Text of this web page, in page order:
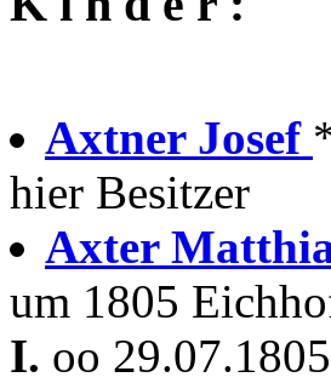
Axtner Josef
hier Besitzer
Axter
um 1805
I. oo